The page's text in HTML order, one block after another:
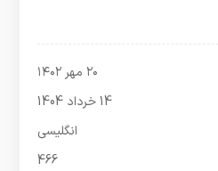
۲۰ مهر ۱۴۰۲
14 خرداد 1404
انگلیسی
466